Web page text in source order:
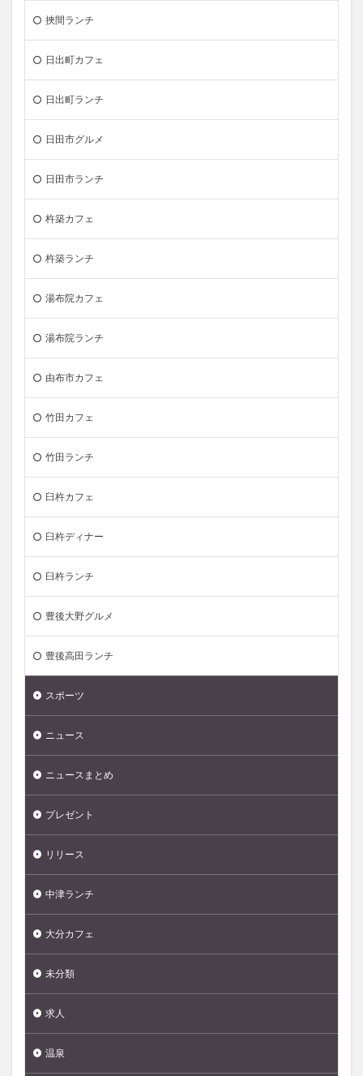
挾間ランチ
日出町カフェ
日出町ランチ
日田市グルメ
日田市ランチ
杵築カフェ
杵築ランチ
湯布院カフェ
湯布院ランチ
由布市カフェ
竹田カフェ
竹田ランチ
臼杵カフェ
臼杵ディナー
臼杵ランチ
豊後大野グルメ
豊後高田ランチ
スポーツ
ニュース
ニュースまとめ
プレゼント
リリース
中津ランチ
大分カフェ
未分類
求人
温泉